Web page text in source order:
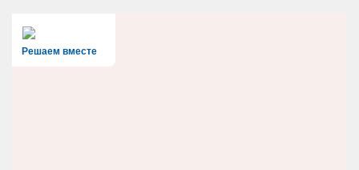
Решаем вместе